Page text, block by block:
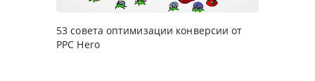
53 совета оптимизации конверсии от
РРС Hero